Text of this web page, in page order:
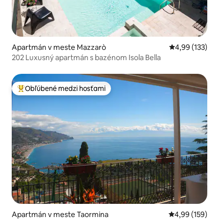
Apartmán v meste Mazzarò Priemerné
4,99 (133)
202 Luxusný apartmán s bazénom Isola Bella
Najobľúbenejšie medzi hosťami
Obľúbené medzi hosťami
Apartmán v meste Taormina Priemerné
4,99 (159)